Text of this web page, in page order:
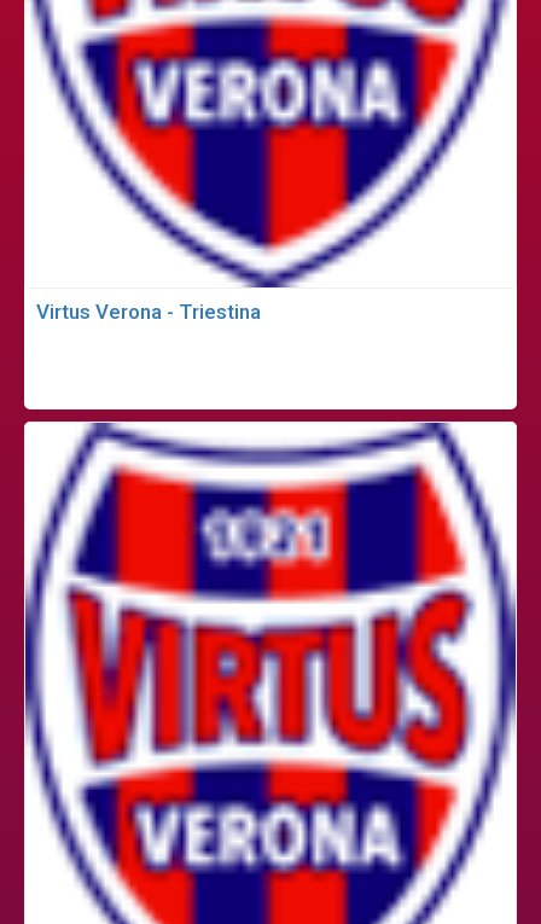
Virtus Verona - Triestina